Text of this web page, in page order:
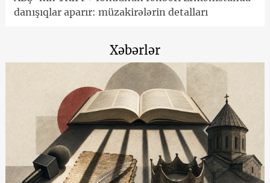
danışıqlar aparır: müzakirələrin detalları
Xəbərlər